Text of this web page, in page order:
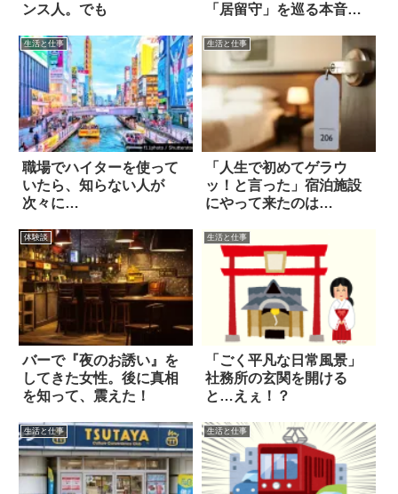
ンス人。でも
「居留守」を巡る本音
生活と仕事
職場でハイターを使って
いたら、知らない人が
次々に…
生活と仕事
「人生で初めてゲラウ
ッ！と言った」宿泊施設
にやって来たのは…
体験談
バーで『夜のお誘い』を
してきた女性。後に真相
を知って、震えた！
生活と仕事
「ごく平凡な日常風景」
社務所の玄関を開ける
と…えぇ！？
生活と仕事 生活と仕事